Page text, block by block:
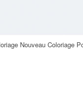
Nouveau Coloriage